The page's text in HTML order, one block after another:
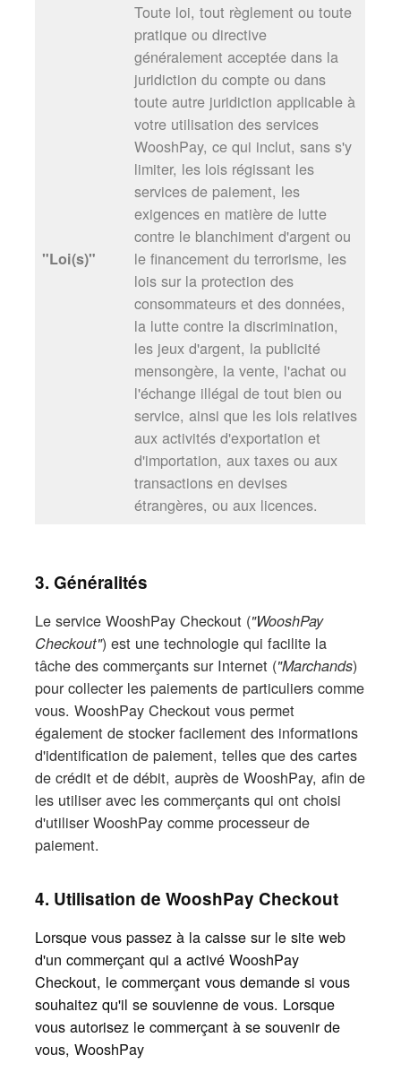
"Loi(s)"
Toute loi, tout règlement ou toute
pratique ou directive
généralement acceptée dans la
juridiction du compte ou dans
toute autre juridiction applicable à
votre utilisation des services
WooshPay, ce qui inclut, sans s'y
limiter, les lois régissant les
services de paiement, les
exigences en matière de lutte
contre le blanchiment d'argent ou
le financement du terrorisme, les
lois sur la protection des
consommateurs et des données,
la lutte contre la discrimination,
les jeux d'argent, la publicité
mensongère, la vente, l'achat ou
l'échange illégal de tout bien ou
service, ainsi que les lois relatives
aux activités d'exportation et
d'importation, aux taxes ou aux
transactions en devises
étrangères, ou aux licences.
3. Généralités
Le service WooshPay Checkout ("WooshPay
Checkout") est une technologie qui facilite la
tâche des commerçants sur Internet ("Marchands)
pour collecter les paiements de particuliers comme
vous. WooshPay Checkout vous permet
également de stocker facilement des informations
d'identification de paiement, telles que des cartes
de crédit et de débit, auprès de WooshPay, afin de
les utiliser avec les commerçants qui ont choisi
d'utiliser WooshPay comme processeur de
paiement.
4. Utilisation de WooshPay Checkout
Lorsque vous passez à la caisse sur le site web
d'un commerçant qui a activé WooshPay
Checkout, le commerçant vous demande si vous
souhaitez qu'il se souvienne de vous. Lorsque
vous autorisez le commerçant à se souvenir de
vous, WooshPay